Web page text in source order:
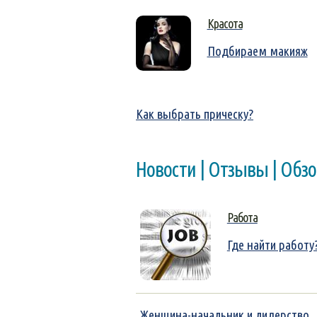
Красота
Подбираем макияж
Как выбрать прическу?
Новости | Отзывы |
Работа
Где найти